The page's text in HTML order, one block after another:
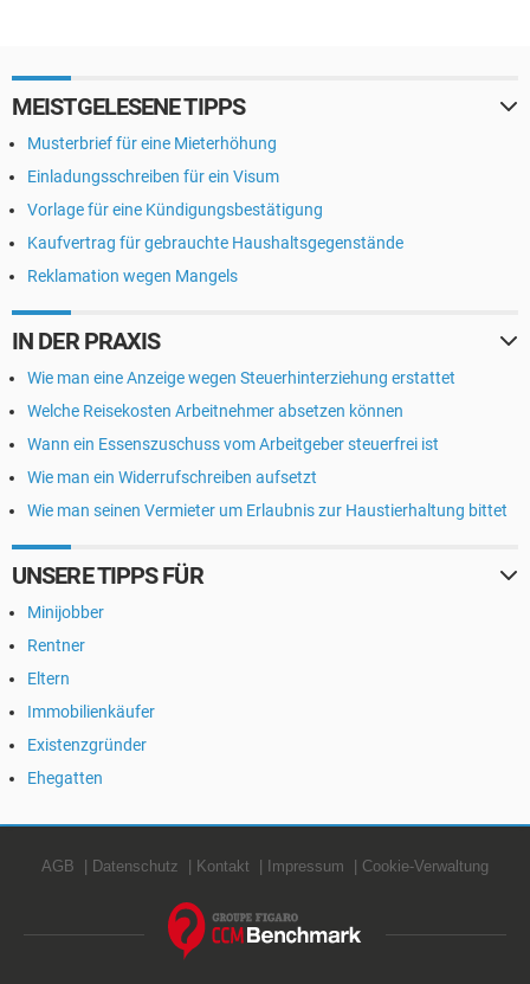
MEISTGELESENE TIPPS
Musterbrief für eine Mieterhöhung
Einladungsschreiben für ein Visum
Vorlage für eine Kündigungsbestätigung
Kaufvertrag für gebrauchte Haushaltsgegenstände
Reklamation wegen Mangels
IN DER PRAXIS
Wie man eine Anzeige wegen Steuerhinterziehung erstattet
Welche Reisekosten Arbeitnehmer absetzen können
Wann ein Essenszuschuss vom Arbeitgeber steuerfrei ist
Wie man ein Widerrufschreiben aufsetzt
Wie man seinen Vermieter um Erlaubnis zur Haustierhaltung bittet
UNSERE TIPPS FÜR
Minijobber
Rentner
Eltern
Immobilienkäufer
Existenzgründer
Ehegatten
AGB Datenschutz Kontakt Impressum Cookie-Verwaltung